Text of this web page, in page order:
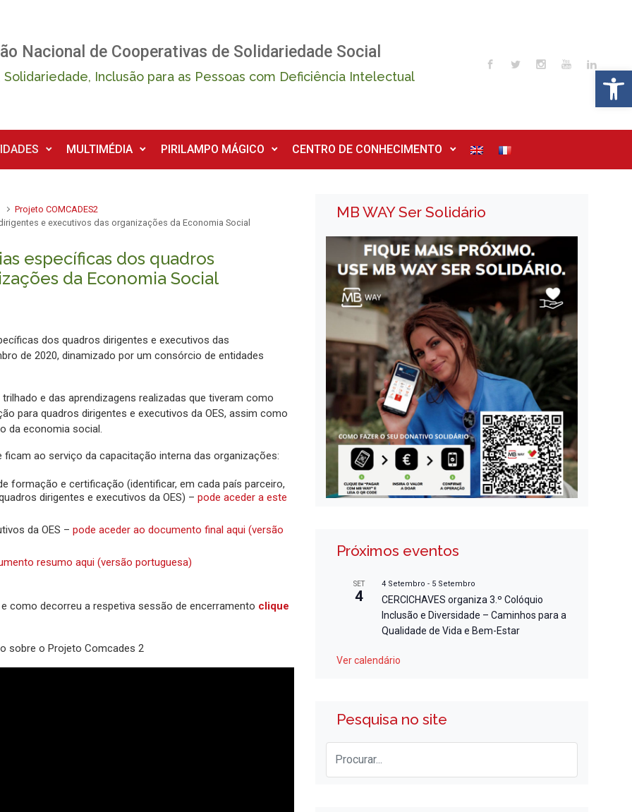
Nacional de Cooperativas de Solidariedade Social
Solidariedade, Inclusão para as Pessoas com Deficiência Intelectual
MULTIMÉDIA PIRILAMPO MÁGICO CENTRO DE CONHECIMENTO
Projeto COMCADES2
e executivos das organizações da Economia Social
específicas dos quadros
da Economia Social
dos quadros dirigentes e executivos das
de 2020, dinamizado por um consórcio de entidades
e das aprendizagens realizadas que tiveram como
para quadros dirigentes e executivos da OES, assim como
da economia social.
ao serviço da capacitação interna das organizações:
formação e certificação (identificar, em cada país parceiro,
dirigentes e executivos da OES) – pode aceder a este
da OES – pode aceder ao documento final aqui (versão
resumo aqui (versão portuguesa)
como decorreu a respetiva sessão de encerramento clique
sobre o Projeto Comcades 2
MB WAY Ser Solidário
Próximos eventos
SET
4
4 Setembro - 5 Setembro
CERCICHAVES organiza 3.º Colóquio
Inclusão e Diversidade – Caminhos para a
Qualidade de Vida e Bem-Estar
Ver calendário
Pesquisa no site